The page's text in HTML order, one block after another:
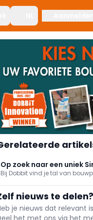
Op zoek naar een uniek
Bij Dobbit vind je tal van
dartsbord, een zeepkist en zelfs
evenwichtsbordspel.
nieuws te delen?
je nieuws dat relevant
het met ons via het